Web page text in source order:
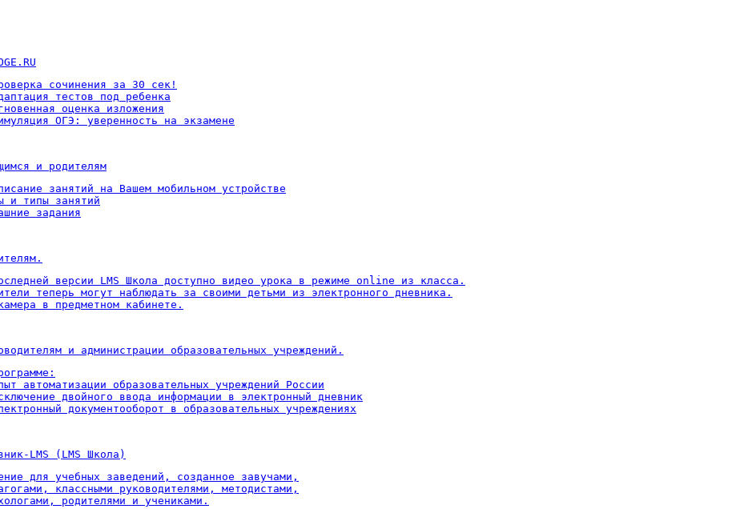
сочинения за 30 сек!
тестов под ребенка
оценка изложения
ОГЭ: уверенность на экзамене
и родителям
занятий на Вашем мобильном устройстве
и типы занятий
задания
версии LMS Школа доступно видео урока в режиме online из класса.
теперь могут наблюдать за своими детьми из электронного дневника.
в предметном кабинете.
и администрации образовательных учреждений.
автоматизации образовательных учреждений России
двойного ввода информации в электронный дневник
документооборот в образовательных учреждениях
LMS (LMS Школа)
для учебных заведений, созданное завучами,
классными руководителями, методистами,
родителями и учениками.